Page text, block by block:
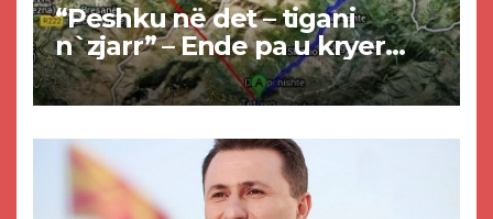
“Peshku në det – tigani
n`zjarr” – Ende pa u kryer
projekti i tunelit, komuna e
Tetovës nis punimet për